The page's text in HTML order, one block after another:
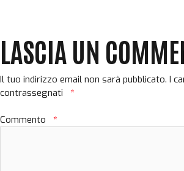
LASCIA UN
Il tuo indirizzo email non sarà pubblicato. I
contrassegnati
*
Commento *